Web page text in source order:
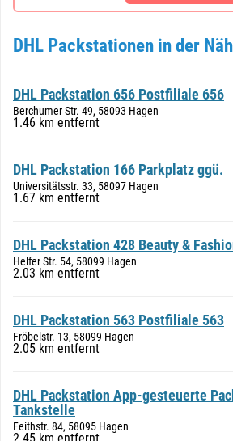
DHL Packstationen in der
DHL Packstation 656 Postfiliale 656
Berchumer Str. 49, 58093 Hagen
1.46 km entfernt
DHL Packstation 166 Parkplatz ggü.
Universitätsstr. 33, 58097 Hagen
1.67 km entfernt
DHL Packstation 428 Beauty &
Helfer Str. 54, 58099 Hagen
2.03 km entfernt
DHL Packstation 563 Postfiliale 563
Fröbelstr. 13, 58099 Hagen
2.05 km entfernt
DHL Packstation App-gesteuerte
Tankstelle
Feithstr. 84, 58095 Hagen